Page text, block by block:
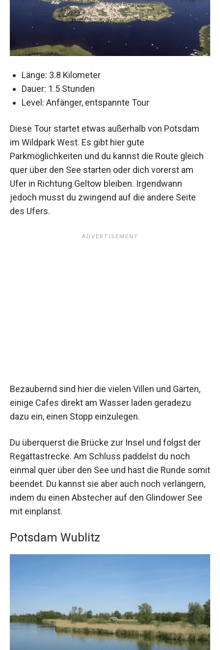
Länge: 3.8 Kilometer
Dauer: 1.5 Stunden
Level: Anfänger, entspannte Tour
Diese Tour startet etwas außerhalb von Potsdam
im Wildpark West. Es gibt hier gute
Parkmöglichkeiten und du kannst die Route gleich
quer über den See starten oder dich vorerst am
Ufer in Richtung Geltow bleiben. Irgendwann
jedoch musst du zwingend auf die andere Seite
des Ufers.
Bezaubernd sind hier die vielen Villen und Gärten,
einige Cafes direkt am Wasser laden geradezu
dazu ein, einen Stopp einzulegen.
Du überquerst die Brücke zur Insel und folgst der
Regattastrecke. Am Schluss paddelst du noch
einmal quer über den See und hast die Runde somit
beendet. Du kannst sie aber auch noch verlängern,
indem du einen Abstecher auf den Glindower See
mit einplanst.
Potsdam Wublitz